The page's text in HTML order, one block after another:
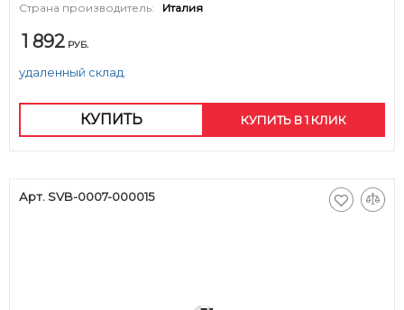
Страна производитель:
Италия
1 892 РУБ.
удаленный склад.
КУПИТЬ КУПИТЬ В 1 КЛИК
Арт. SVB-0007-000015